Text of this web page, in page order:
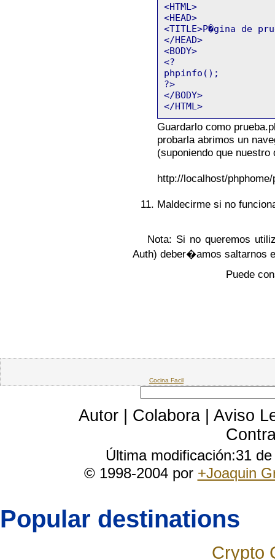
<HTML>
<HEAD>
<TITLE>P�gina de
</HEAD>
<BODY>
<?
phpinfo();
?>
</BODY>
</HTML>
Guardarlo como
probarla abrimos un
(suponiendo que
http://localhost/phphome/
Maldecirme si no
Nota: Si no queremos
Auth) deber�amos saltarnos
Puede
Cocina Facil
Autor Colabora
Aviso
Última modificación:31
© 1998-2004 por +Joaquin
Popular destinations
Crypto